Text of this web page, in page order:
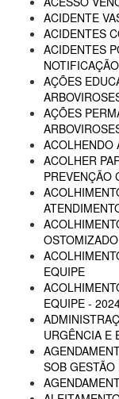
ACIDENTE
ACIDENTES
ACIDENTES
NOTIFICAÇÃO
AÇÕES
AÇÕES
ACOLHENDO
ACOLHER
PREVENÇÃO
OSTOMIZADO
EQUIPE
EQUIPE -
URGÊNCIA E
SOB GESTÃO